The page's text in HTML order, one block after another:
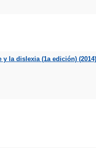
la dislexia (1a edición) (2014)